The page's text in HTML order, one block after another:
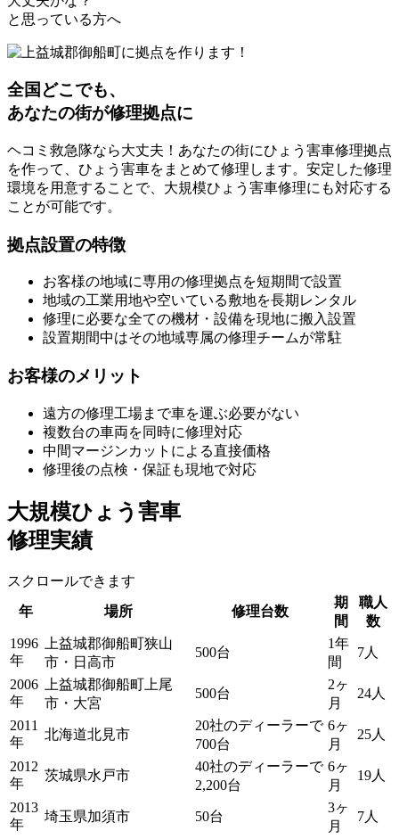
と思っている方へ
全国どこでも、
あなたの街が修理拠点に
ヘコミ救急隊なら大丈夫！あなたの街にひょう害車修理拠点
を作って、ひょう害車をまとめて修理します。安定した修理
環境を用意することで、大規模ひょう害車修理にも対応する
ことが可能です。
拠点設置の特徴
お客様の地域に専用の修理拠点を短期間で設置
地域の工業用地や空いている敷地を長期レンタル
修理に必要な全ての機材・設備を現地に搬入設置
設置期間中はその地域専属の修理チームが常駐
お客様のメリット
遠方の修理工場まで車を運ぶ必要がない
複数台の車両を同時に修理対応
中間マージンカットによる直接価格
修理後の点検・保証も現地で対応
大規模ひょう害車
修理実績
スクロールできます
年
場所 修理台数
期
間
職人
数
1996
年
上益城郡御船町狭山
市・日高市
500台
1年
間
7人
2006
年
上益城郡御船町上尾
市・大宮
500台
2ヶ
月
24人
2011
年
北海道北見市
20社のディーラーで
700台
6ヶ
月
25人
2012
年
茨城県水戸市
40社のディーラーで
2,200台
6ヶ
月
19人
2013
年
埼玉県加須市 50台
3ヶ
月
7人